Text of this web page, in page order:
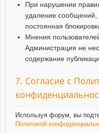
При нарушении
удаление сообщений,
постоянная
Мнения
Администрация не
содержание
7. Согласие с
Используя форум, вы
Политикой